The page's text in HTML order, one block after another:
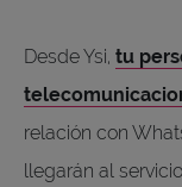
Desde Ysi, tu
relación con
llegarán al